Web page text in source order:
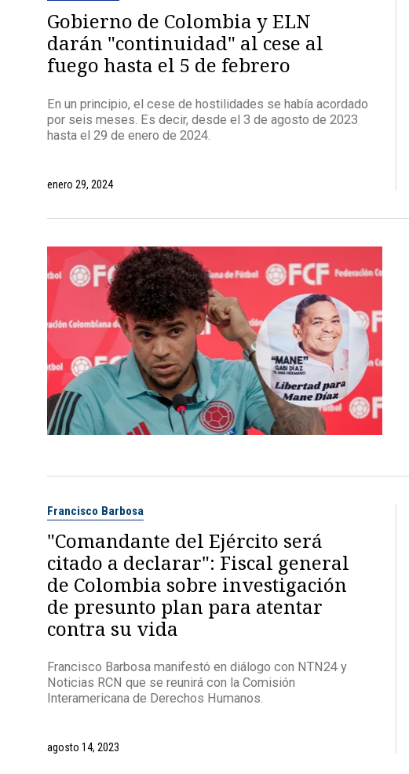
Gobierno de Colombia y ELN
darán "continuidad" al cese al
fuego hasta el 5 de febrero
En un principio, el cese de hostilidades se había acordado
por seis meses. Es decir, desde el 3 de agosto de 2023
hasta el 29 de enero de 2024.
enero 29, 2024
Francisco Barbosa
"Comandante del Ejército será
citado a declarar": Fiscal general
de Colombia sobre investigación
de presunto plan para atentar
contra su vida
Francisco Barbosa manifestó en diálogo con NTN24 y
Noticias RCN que se reunirá con la Comisión
Interamericana de Derechos Humanos.
agosto 14, 2023